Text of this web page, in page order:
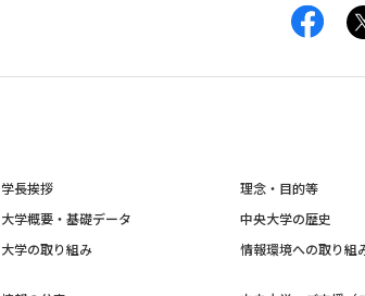
学長挨拶
理念・目的等
大学概要・基礎データ
中央大学の歴史
大学の取り組み 情報環境への取り組